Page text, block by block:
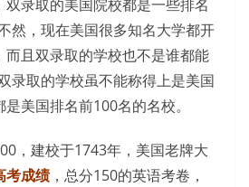
录取的美国院校都是一些排名
然，现在美国很多知名大学都开
而且双录取的学校也不是谁都能
录取的学校虽不能称得上是美国
美国排名前100名的名校。
，建校于1743年，美国老牌大
考成绩，总分150的英语考卷，